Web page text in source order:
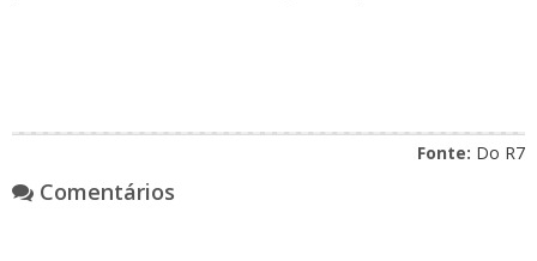
Fonte: Do R7
Comentários